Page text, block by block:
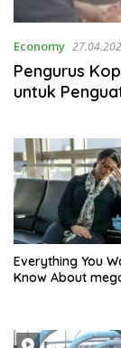
Economy
Pengurus
untuk
Everything You
Know About